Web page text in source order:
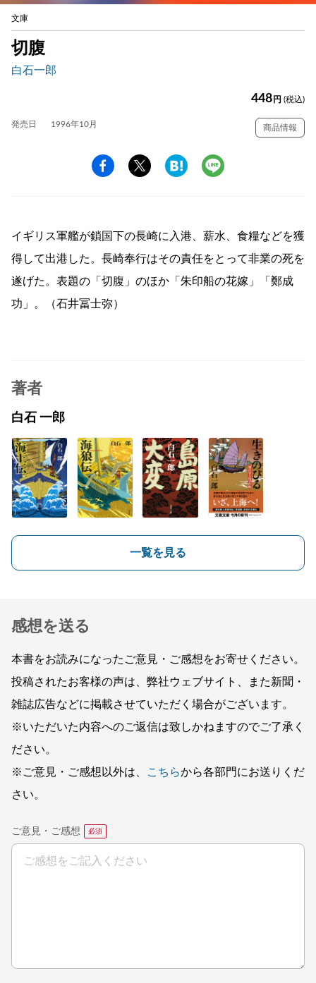
文庫
切腹
白石一郎
448 円 (税込)
発売日 1996年10月 商品情報
イギリス軍艦が鎖国下の長崎に入港、薪水、食糧などを獲
得して出港した。長崎奉行はその責任をとって非業の死を
遂げた。表題の「切腹」のほか「朱印船の花嫁」「鄭成
功」。（石井冨士弥）
著者
白石 一郎
一覧を見る
感想を送る
本書をお読みになったご意見・ご感想をお寄せください。
投稿されたお客様の声は、弊社ウェブサイト、また新聞・
雑誌広告などに掲載させていただく場合がございます。
※いただいた内容へのご返信は致しかねますのでご了承く
ださい。
※ご意見・ご感想以外は、
こちらから各部門にお送りくだ
さい。
ご意見・ご感想